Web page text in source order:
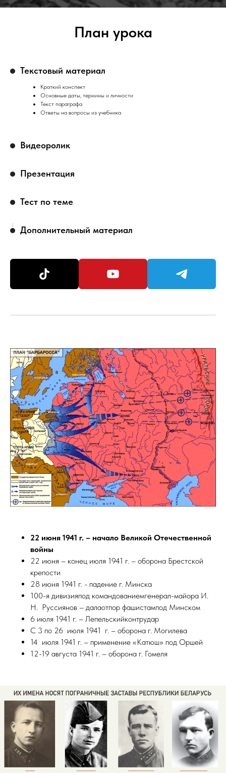
План урока
Текстовый материал
Краткий конспект
Основные даты, термины и личности
Текст параграфа
Ответы на вопросы из учебника
Видеоролик
Презентация
Тест по теме
Дополнительный материал
22 июня 1941 г. – начало Великой Отечественной
войны
22 июня – конец июля 1941 г. – оборона Брестской
крепости
28 июня 1941 г. - падение г. Минска
100-я дивизияпод командованиемгенерал-майора И.
Н. Руссиянов – далаотпор фашистампод Минском
6 июля 1941 г. – Лепельскийконтрудар
С 3 по 26 июля 1941 г. – оборона г. Могилева
14 июля 1941 г. – применение «Катюш» под Оршей
12-19 августа 1941 г. – оборона г. Гомеля